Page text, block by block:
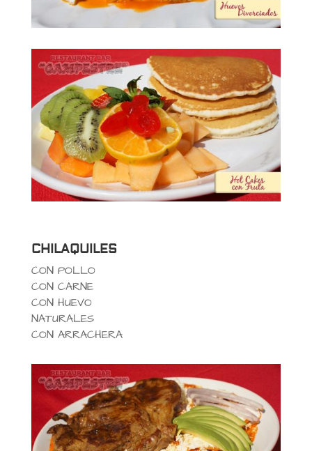
CHILAQUILES
CON POLLO
CON CARNE
CON HUEVO
NATURALES
CON ARRACHERA